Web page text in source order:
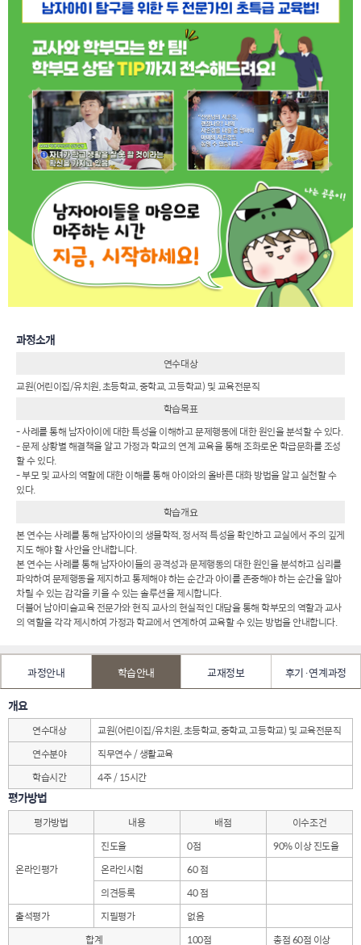
과정소개
연수대상
교원(어린이집/유치원, 초등학교, 중학교, 고등학교) 및 교육전문직
학습목표
- 사례를 통해 남자아이에 대한 특성을 이해하고 문제행동에 대한 원인을 분석할 수 있다.
- 문제 상황별 해결책을 알고 가정과 학교의 연계 교육을 통해 조화로운 학급문화를 조성
할 수 있다.
- 부모 및 교사의 역할에 대한 이해를 통해 아이와의 올바른 대화 방법을 알고 실천할 수
있다.
학습개요
본 연수는 사례를 통해 남자아이의 생물학적, 정서적 특성을 확인하고 교실에서 주의 깊게
지도 해야 할 사안을 안내합니다.
본 연수는 사례를 통해 남자아이들의 공격성과 문제행동의 대한 원인을 분석하고 심리를
파악하여 문제행동을 제지하고 통제해야 하는 순간과 아이를 존중해야 하는 순간을 알아
차릴 수 있는 감각을 키울 수 있는 솔루션을 제시합니다.
더불어 남아미술교육 전문가와 현직 교사의 현실적인 대담을 통해 학부모의 역할과 교사
의 역할을 각각 제시하여 가정과 학교에서 연계하여 교육할 수 있는 방법을 안내합니다.
과정안내 학습안내 교재정보 후기·연계과정
개요
연수대상
교원(어린이집/유치원, 초등학교, 중학교, 고등학교) 및 교육전문직
연수분야
직무연수 / 생활교육
학습시간
4주 / 15시간
평가방법
평가방법 내용 배점 이수조건
합계 100점 총점 60점 이상
온라인평가
진도율 0점
90% 이상 진도율
온라인시험
60 점
의견등록
40 점
출석평가
지필평가 없음